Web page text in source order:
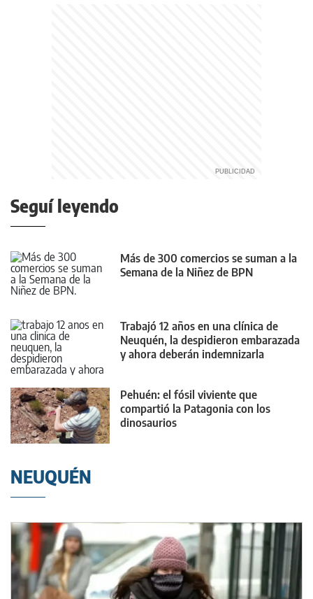
Seguí leyendo
Más de 300 comercios se suman a la
Semana de la Niñez de BPN
Trabajó 12 años en una clínica de
Neuquén, la despidieron embarazada
y ahora deberán indemnizarla
Pehuén: el fósil viviente que
compartió la Patagonia con los
dinosaurios
NEUQUÉN